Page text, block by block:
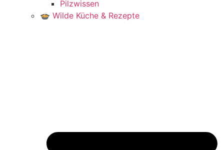
Pilzwissen
🍲 Wilde Küche & Rezepte